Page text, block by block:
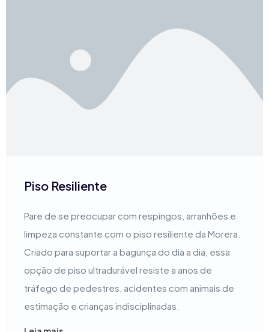
Piso Resiliente
Pare de se preocupar com respingos, arranhões e
limpeza constante com o piso resiliente da Morera.
Criado para suportar a bagunça do dia a dia, essa
opção de piso ultradurável resiste a anos de
tráfego de pedestres, acidentes com animais de
estimação e crianças indisciplinadas.